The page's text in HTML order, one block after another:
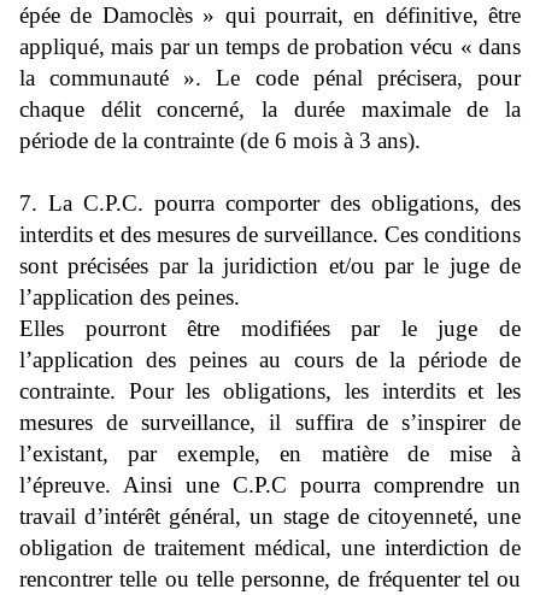
épée de Damoclès » qui pourrait, en définitive, être
appliqué, mais par un temps de probation vécu « dans
la communauté ». Le code pénal précisera, pour
chaque délit concerné, la durée maximale de la
période de la contrainte (de 6 mois à 3 ans).
7. La C.P.C. pourra comporter des obligations, des
interdits et des mesures de surveillance. Ces conditions
sont précisées par la juridiction et/ou par le juge de
l’application des peines.
Elles pourront être modifiées par le juge de
l’application des peines au cours de la période de
contrainte. Pour les obligations, les interdits et les
mesures de surveillance, il suffira de s’inspirer de
l’existant, par exemple, en matière de mise à
l’épreuve. Ainsi une C.P.C pourra comprendre un
travail d’intérêt général, un stage de citoyenneté, une
obligation de traitement médical, une interdiction de
rencontrer telle ou telle personne, de fréquenter tel ou